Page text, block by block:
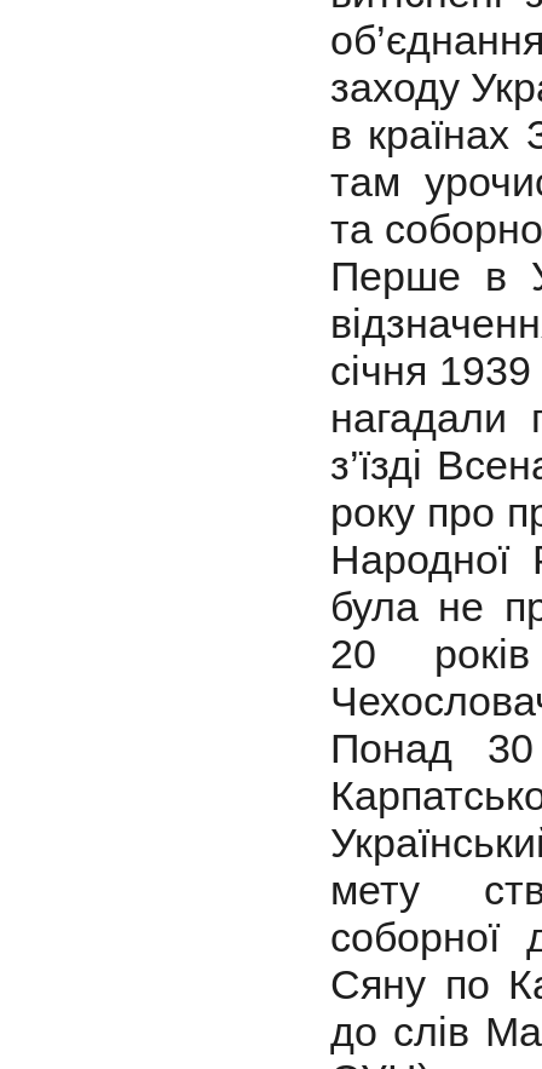
заходу
в країнах
там
та
Перше в
січня
нагадали
з’їзді
року про
Народної
була не
20
Понад 30
мету
Сяну по
до слів